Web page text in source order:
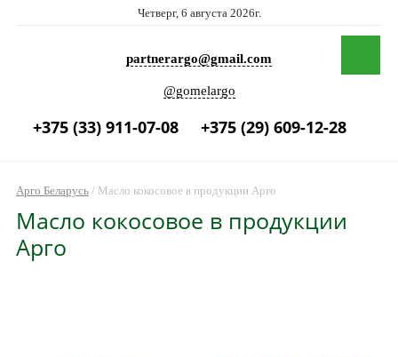
Четверг, 6 августа 2026г.
partnerargo@gmail.com
@gomelargo
+375 (33) 911-07-08 +375 (29) 609-12-28
Арго Беларусь/ Масло кокосовое в продукции Арго
Масло кокосовое в продукции
Арго